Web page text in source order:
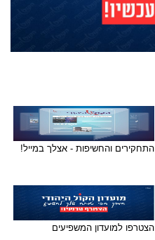
התחקירים והחשיפות - אצלך במייל!
הצטרפו למועדון המשפיעים